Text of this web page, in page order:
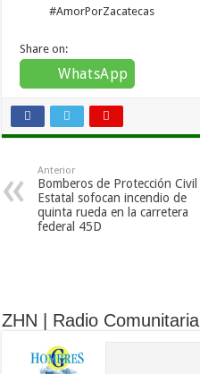
#AmorPorZacatecas
Share on:
WhatsApp
Anterior
Bomberos de Protección Civil
Estatal sofocan incendio de
quinta rueda en la carretera
federal 45D
ZHN | Radio Comunitaria